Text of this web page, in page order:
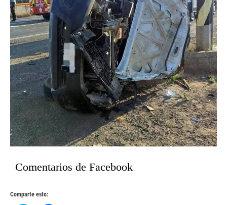
Comentarios de Facebook
Comparte esto: